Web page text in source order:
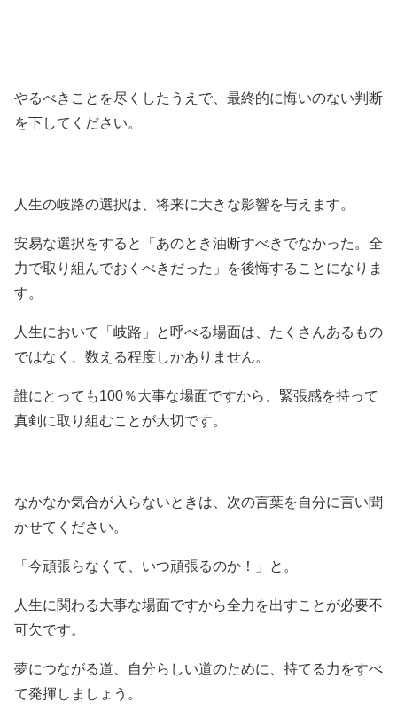
やるべきことを尽くしたうえで、最終的に悔いのない判断
を下してください。
人生の岐路の選択は、将来に大きな影響を与えます。
安易な選択をすると「あのとき油断すべきでなかった。全
力で取り組んでおくべきだった」を後悔することになりま
す。
人生において「岐路」と呼べる場面は、たくさんあるもの
ではなく、数える程度しかありません。
誰にとっても100％大事な場面ですから、緊張感を持って
真剣に取り組むことが大切です。
なかなか気合が入らないときは、次の言葉を自分に言い聞
かせてください。
「今頑張らなくて、いつ頑張るのか！」と。
人生に関わる大事な場面ですから全力を出すことが必要不
可欠です。
夢につながる道、自分らしい道のために、持てる力をすべ
て発揮しましょう。